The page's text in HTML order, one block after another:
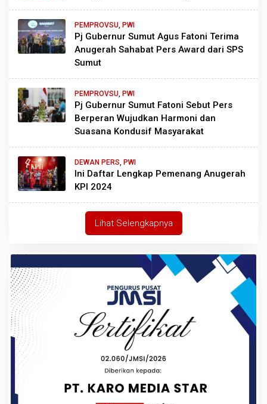
PEMPROVSU PWI
Pj Gubernur Sumut Agus Fatoni Terima
Anugerah Sahabat Pers Award dari SPS
Sumut
PEMPROVSU PWI
Pj Gubernur Sumut Fatoni Sebut Pers
Berperan Wujudkan Harmoni dan
Suasana Kondusif Masyarakat
DEWAN PERS PWI
Ini Daftar Lengkap Pemenang Anugerah
KPI 2024
Lihat Selengkapnya